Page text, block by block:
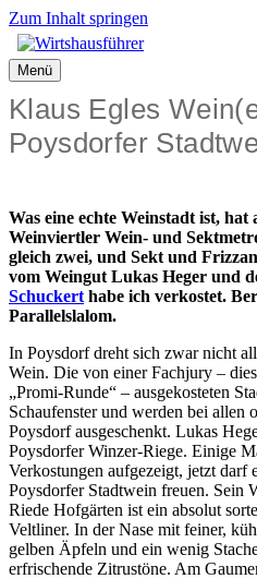
Zum Inhalt springen
Menü
Klaus Egles
Poysdorfer
Was eine echte Weinstadt ist,
Weinviertler Wein- und
gleich zwei, und Sekt und
vom Weingut Lukas Heger und
Schuckert habe ich verkostet.
Parallelslalom.
In Poysdorf dreht sich zwar nicht
Wein. Die von einer Fachjury –
„Promi-Runde“ – ausgekosteten
Schaufenster und werden bei allen
Poysdorf ausgeschenkt. Lukas
Poysdorfer Winzer-Riege. Einige
Verkostungen aufgezeigt, jetzt darf
Poysdorfer Stadtwein freuen. Sein
Riede Hofgärten ist ein absolut
Veltliner. In der Nase mit feiner,
gelben Äpfeln und ein wenig
erfrischende Zitrustöne. Am